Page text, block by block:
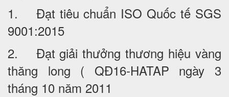
1. Đạt tiêu chuẩn ISO Quốc tế SGS
9001:2015
2. Đạt giải thưởng thương hiệu vàng
thăng long ( QĐ16-HATAP ngày 3
tháng 10 năm 2011